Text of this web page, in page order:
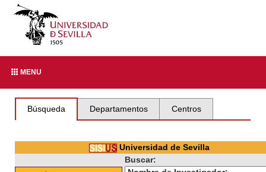
MENU
Búsqueda Departamentos Centros
Universidad de Sevilla
Buscar: